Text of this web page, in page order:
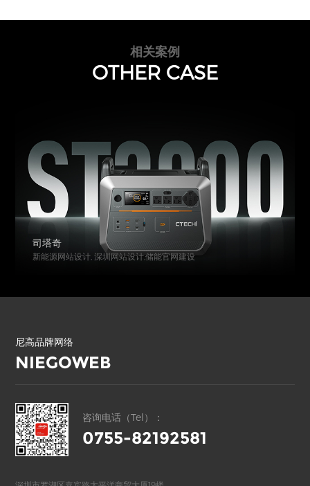
相关案例
OTHER CASE
司塔奇
新能源网站设计, 深圳网站设计,储能官网建设
尼高品牌网络
NIEGOWEB
咨询电话（Tel）：
0755-82192581